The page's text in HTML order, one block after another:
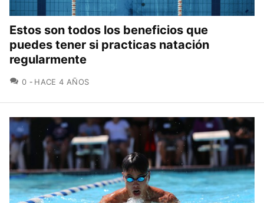
Estos son todos los beneficios que
puedes tener si practicas natación
regularmente
0 COMENTARIOS
HACE 4 AÑOS